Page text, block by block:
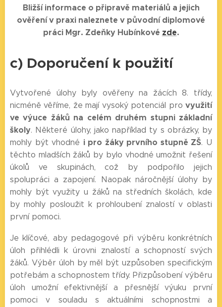
Bližší informace o připravě materiálů a jejich
ověření v praxi naleznete v původní diplomové
práci Mgr. Zdeňky Hubínkové zde.
c) Doporučení k použití
Vytvořené úlohy byly ověřeny na žácích 8. třídy,
nicméně věříme, že mají vysoký potenciál pro využití
ve výuce žáků na celém druhém stupni základní
školy. Některé úlohy, jako například ty s obrázky, by
mohly být vhodné i pro žáky prvního stupně ZŠ. U
těchto mladších žáků by bylo vhodné umožnit řešení
úkolů ve skupinách, což by podpořilo jejich
spolupráci a zapojení. Naopak náročnější úlohy by
mohly být využity u žáků na středních školách, kde
by mohly posloužit k prohloubení znalostí v oblasti
první pomoci.
Je klíčové, aby pedagogové při výběru konkrétních
úloh přihlédli k úrovni znalostí a schopností svých
žáků. Výběr úloh by měl být uzpůsoben specifickým
potřebám a schopnostem třídy. Přizpůsobení výběru
úloh umožní efektivnější a přesnější výuku první
pomoci v souladu s aktuálními schopnostmi a